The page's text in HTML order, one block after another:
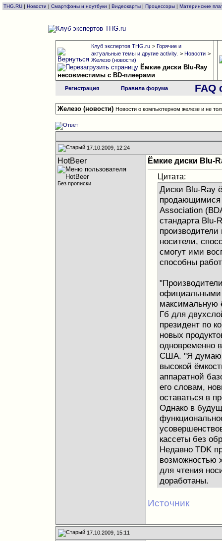
THG.RU | Новости | Смартфоны и ноутбуки | Видеокарты | Процессоры | Материнские
Клуб экспертов THG.ru > Горячие и
актуальные темы и другие activity. > Новости >
Железо (новости)
Ёмкие диски Blu-Ray
несовместимы с BD-плеерами
Регистрация Правила форума FAQ
Железо (новости) Новости о компьютерном железе и не
17.10.2009, 12:24
HotBeer
Без прописки
Ёмкие диски Blu-
Цитата:
Диски Blu-Ray
продающимися
Association
стандарта Blu-
носители,
смогут ими
способны
максимальную
Гб для
президент по
новых
одновременно
США. "Я думаю,
высокой
аппаратной
его словам,
оставаться в
Однако в
кассеты без
Недавно TDK
возможностью
для чтения
доработаны.
Источник
17.10.2009, 15:11